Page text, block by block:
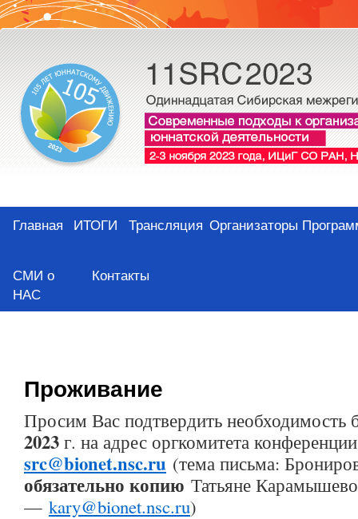
Главная ИТОГИ Трансляция Организаторы
СМИ о
НАС
Контакты
Проживание
Просим Вас подтвердить
2023 г. на адрес оргкомитета конференции
src@bionet.nsc.ru (тема письма:
обязательно копию Татьяне
— kary@bionet.nsc.ru)